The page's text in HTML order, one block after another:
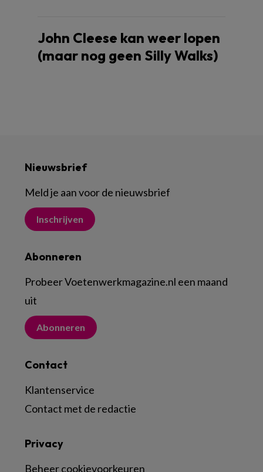
John Cleese kan weer lopen
(maar nog geen Silly Walks)
Nieuwsbrief
Meld je aan voor de nieuwsbrief
Inschrijven
Abonneren
Probeer Voetenwerkmagazine.nl een maand
uit
Abonneren
Contact
Klantenservice
Contact met de redactie
Privacy
Beheer cookievoorkeuren